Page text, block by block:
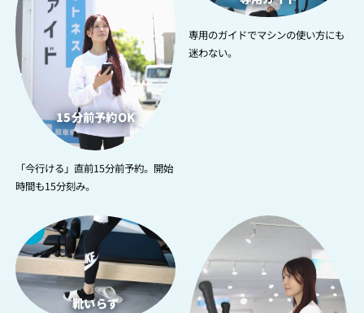
15分前予約OK
「今行ける」直前15分前予約。開始
時間も15分刻み。
専用のガイドでマシンの使い方にも
迷わない。
3
靴いらず